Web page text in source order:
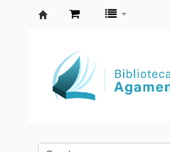
Agamenon
Magalhães